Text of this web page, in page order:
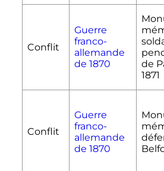
Conflit
Guerre
franco-
allemande
de 1870
de
1871
Conflit
Guerre
franco-
allemande
de 1870